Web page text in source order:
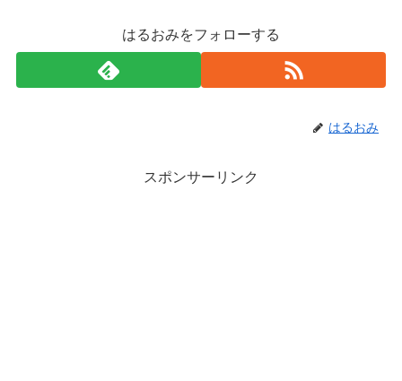
はるおみをフォローする
はるおみ
スポンサーリンク